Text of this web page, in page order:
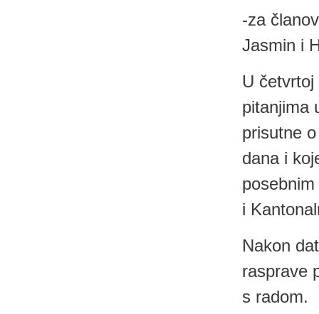
-za
Jasmin i
U
pitanjima
prisutne
dana i
i
Nakon
rasprave
s radom.